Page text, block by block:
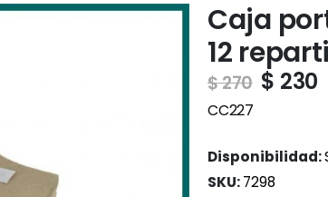
Caja
12
$270 $ 230
CC227
Disponibilidad:
SKU:7298